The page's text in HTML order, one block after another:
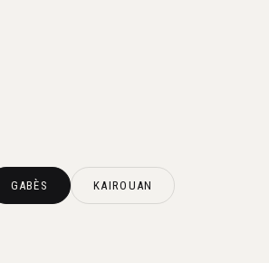
GABÈS KAIROUAN